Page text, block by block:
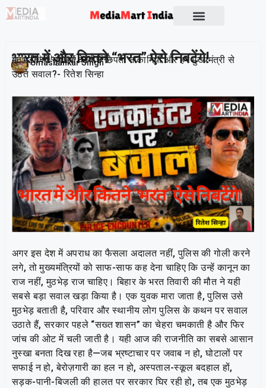
भारत में और कितने “भरत” ऐसे निबटेंगे!
Umashankar Singh
Publish On: 26 June 2026
मुठभेड़ों की सुर्खियों के पीछे छिपती नाकामियाँ और हर मुख्यमंत्री से
उठते सवाल?- रितेश सिन्हा
अगर इस देश में अपराध का फैसला अदालत नहीं, पुलिस की गोली करने
लगे, तो मुख्यमंत्रियों को साफ-साफ कह देना चाहिए कि उन्हें कानून का
राज नहीं, मुठभेड़ राज चाहिए। बिहार के भरत तिवारी की मौत ने यही
सबसे बड़ा सवाल खड़ा किया है। एक युवक मारा जाता है, पुलिस उसे
मुठभेड़ बताती है, परिवार और स्थानीय लोग पुलिस के कथन पर सवाल
उठाते हैं, सरकार पहले “सख्त शासन” का चेहरा चमकाती है और फिर
जांच की ओट में चली जाती है। यही आज की राजनीति का सबसे आसान
नुस्खा बनता दिख रहा है—जब भ्रष्टाचार पर जवाब न हो, घोटालों पर
सफाई न हो, बेरोज़गारी का हल न हो, अस्पताल-स्कूल बदहाल हों,
सड़क-पानी-बिजली की हालत पर सरकार घिर रही हो, तब एक मुठभेड़